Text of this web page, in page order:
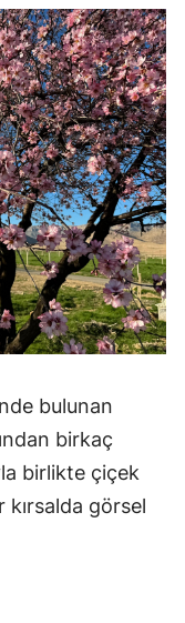
bulunan
birkaç
birlikte çiçek
kırsalda görsel